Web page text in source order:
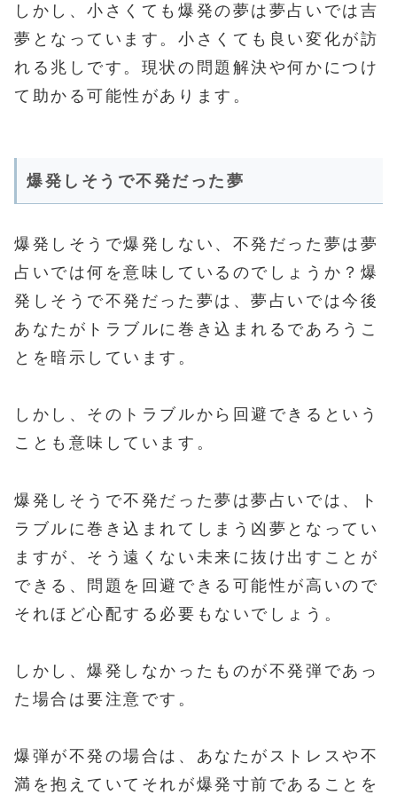
しかし、小さくても爆発の夢は夢占いでは吉
夢となっています。小さくても良い変化が訪
れる兆しです。現状の問題解決や何かにつけ
て助かる可能性があります。
爆発しそうで不発だった夢
爆発しそうで爆発しない、不発だった夢は夢
占いでは何を意味しているのでしょうか？爆
発しそうで不発だった夢は、夢占いでは今後
あなたがトラブルに巻き込まれるであろうこ
とを暗示しています。
しかし、そのトラブルから回避できるという
ことも意味しています。
爆発しそうで不発だった夢は夢占いでは、ト
ラブルに巻き込まれてしまう凶夢となってい
ますが、そう遠くない未来に抜け出すことが
できる、問題を回避できる可能性が高いので
それほど心配する必要もないでしょう。
しかし、爆発しなかったものが不発弾であっ
た場合は要注意です。
爆弾が不発の場合は、あなたがストレスや不
満を抱えていてそれが爆発寸前であることを